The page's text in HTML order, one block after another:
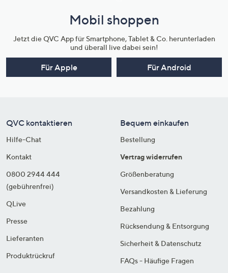
Mobil shoppen
Jetzt die QVC App für Smartphone, Tablet & Co. herunterladen
und überall live dabei sein!
Für Apple Für Android
QVC kontaktieren
Hilfe-Chat
Kontakt
0800 2944 444
(gebührenfrei)
QLive
Presse
Lieferanten
Produktrückruf
Bequem einkaufen
Bestellung
Vertrag widerrufen
Größenberatung
Versandkosten & Lieferung
Bezahlung
Rücksendung & Entsorgung
Sicherheit & Datenschutz
FAQs - Häufige Fragen